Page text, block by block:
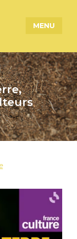
MENU